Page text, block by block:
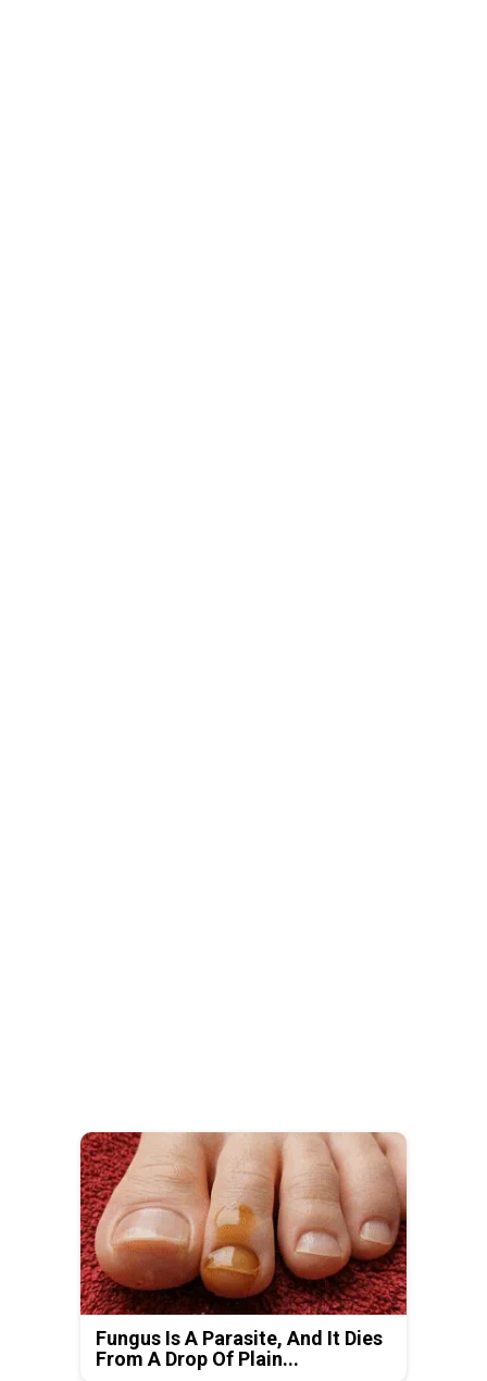
Fungus Is A Parasite, And It Dies
From A Drop Of Plain...